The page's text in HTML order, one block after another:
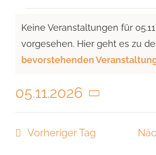
für
05.11.2026
Hinweis
Keine Veranstaltungen für
vorgesehen. Hier geht es zu
bevorstehenden
05.11.2026
Datum
wählen.
Vorheriger Tag